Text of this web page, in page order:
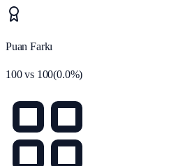
Puan Farkı
100vs 100(0.0%)